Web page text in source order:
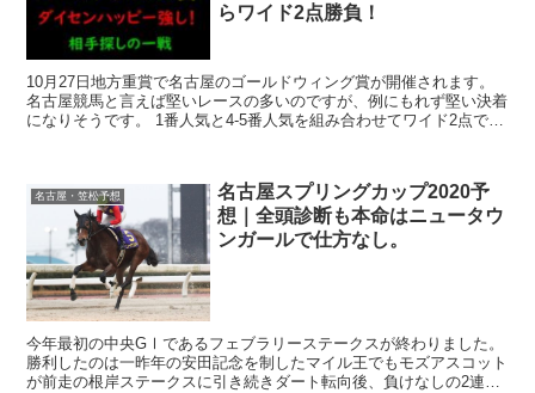
らワイド2点勝負！
10月27日地方重賞で名古屋のゴールドウィング賞が開催されます。
名古屋競馬と言えば堅いレースの多いのですが、例にもれず堅い決着
になりそうです。 1番人気と4-5番人気を組み合わせてワイド2点でい
名古屋・笠松予想
名古屋スプリングカップ2020予
想｜全頭診断も本命はニュータウ
ンガールで仕方なし。
今年最初の中央GⅠであるフェブラリーステークスが終わりました。
勝利したのは一昨年の安田記念を制したマイル王でもモズアスコット
が前走の根岸ステークスに引き続きダート転向後、負けなしの2連勝